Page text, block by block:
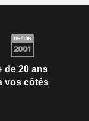
de 20 ans
vos côtés